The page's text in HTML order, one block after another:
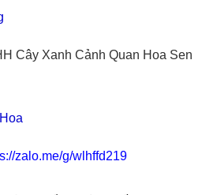
Cây Xanh Cảnh Quan Hoa Sen
zalo.me/g/wlhffd219